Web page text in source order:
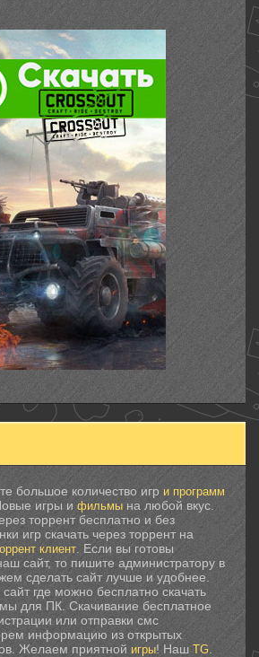
большое количество игр и программ
игры и фильмы на любой вкус.
торрент бесплатно и без
игр скачать через торрент на
клиент . Если вы готовы
сайт, то пишите администратору в
сделать сайт лучше и удобнее.
где можно бесплатно скачать
для ПК. Скачивание бесплатное
или отправки смс
информацию из открытых
Желаем приятной игры! Наш TG